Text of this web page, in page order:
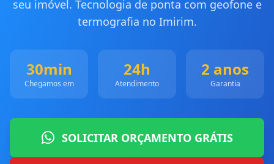
seu imóvel. Tecnologia de ponta com geofone e
termografia no Imirim.
30min
Chegamos em
24h
Atendimento
2 anos
Garantia
SOLICITAR ORÇAMENTO GRÁTIS